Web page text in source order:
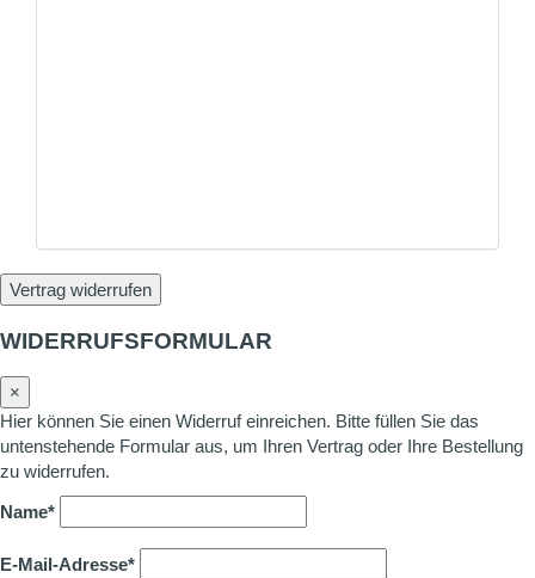
Vertrag widerrufen
WIDERRUFSFORMULAR
×
Hier können Sie einen Widerruf einreichen. Bitte füllen Sie das
untenstehende Formular aus, um Ihren Vertrag oder Ihre Bestellung
zu widerrufen.
Name*
E-Mail-Adresse*